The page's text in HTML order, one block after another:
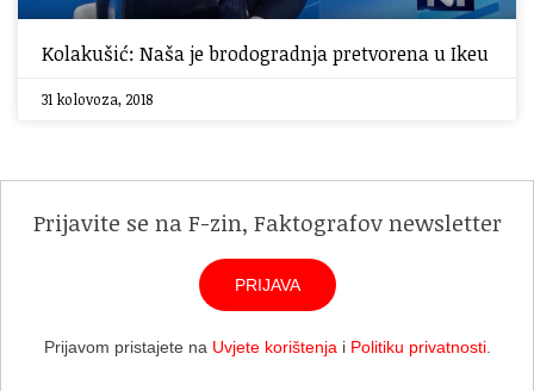
Kolakušić: Naša je brodogradnja pretvorena u Ikeu
31 kolovoza, 2018
Prijavite se na F-zin, Faktografov newsletter
PRIJAVA
Prijavom pristajete na Uvjete korištenja i Politiku privatnosti.